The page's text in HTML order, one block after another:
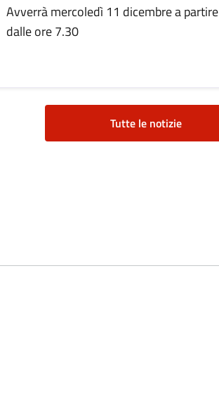
Avverrà mercoledì 11 dicembre a partire
dalle ore 7.30
Tutte le notizie